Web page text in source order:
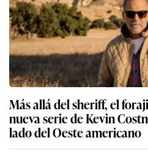
Más allá del sheriff, el
nueva serie de Kevin
lado del Oeste americano